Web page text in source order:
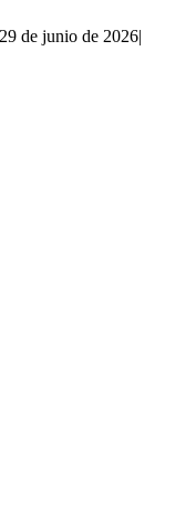
29 de junio de 2026|